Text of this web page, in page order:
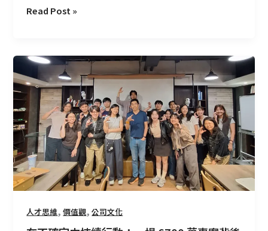
決
Read Post »
人才思維,價值觀,公司文化
在
不
確
定
中
持
續
行
動：
一
場
6700